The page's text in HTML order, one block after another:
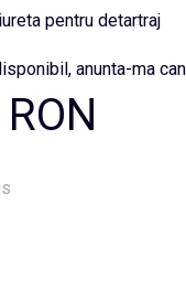
pentru detartraj
anunta-ma